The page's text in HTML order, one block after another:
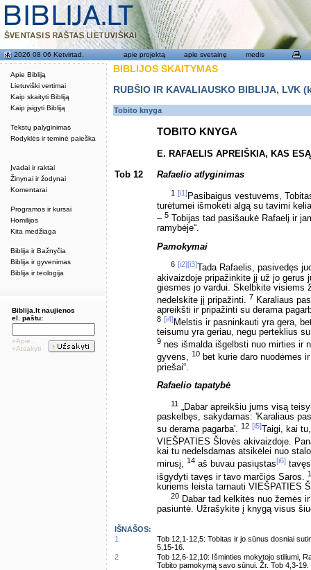
Apie Bibliją
Lietuviški vertimai
Kaip skaityti Bibliją
Kaip įsigyti Bibliją
Tekstų palyginimas
Rodyklės ir teminė paieška
Įvadai ir raktai
Žinynai ir žodynai
Komentarai
Programos ir kursai
Homilijos
Kita medžiaga
Biblija ir Bažnyčia
Biblija ir gyvenimas
Biblija ir teologija
2026 08 06 Ketvirtad. apie projektą apie svetainę medis
Biblija.lt naujienos
el. paštu:
»Apie...
»Atsakyti
BIBLIJOS SKAITYMAS
RUBŠIO IR KAVALIAUSKO BIBLIJA,
Tobito knyga
TOBITO KNYGA
E. RAFAELIS APREIŠKIA, KAS
Tob 12 Rafaelio atlyginimas
1 [i1]Pasibaigus vestuvėms,
turėtumei išmokėti algą su tavimi
– 5 Tobijas tad pasišaukė Rafaelį ir
ramybėje“.
Pamokymai
6 [i2][i3]
Tada Rafaelis, pasivedęs
akivaizdoje pripažinkite jį už jo gerus
giesmes jo vardui. Skelbkite visiems
nedelskite jį pripažinti. 7 Karaliaus
apreikšti ir pripažinti su derama
8 [i4]Melstis ir pasninkauti yra gera,
teisumu yra geriau, negu perteklius
9 nes išmalda išgelbsti nuo mirties ir
gyvens, 10 bet kurie daro nuodėmes
priešai“.
Rafaelio tapatybė
11 „Dabar apreikšiu jums visą
paskelbęs, sakydamas: 'Karaliaus
su derama pagarba'. 12 [i5] Taigi, kai
VIEŠPATIES Šlovės akivaizdoje.
kai tu nedelsdamas atsikėlei nuo
mirusį, 14 aš buvau pasiųstas[i6]
išgydyti tavęs ir tavo marčios Saros.
kuriems leista tarnauti VIEŠPATIES
20 Dabar tad kelkitės nuo žemės
pasiuntė. Užrašykite į knygą visus
IŠNAŠOS:
1
Tob 12,1-12,5: Tobitas ir jo sūnus dosniai
5,15-16.
2
Tob 12,6-12,10: Išminties mokytojo stiliumi,
Tobito pamokymą savo sūnui. Žr. Tob 4,3-19.